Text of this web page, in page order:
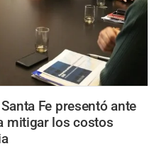
Santa Fe presentó ante
mitigar los costos